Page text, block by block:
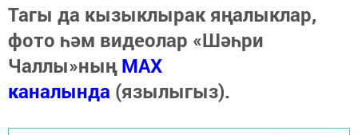
Тагы да кызыклырак яңалыклар,
фото һәм видеолар «Шәһри
Чаллы»ныңMAX
каналында (язылыгыз).